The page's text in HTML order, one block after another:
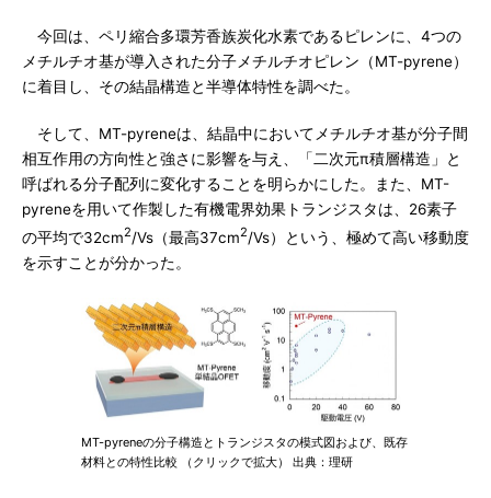
今回は、ペリ縮合多環芳香族炭化水素であるピレンに、4つの
メチルチオ基が導入された分子メチルチオピレン（MT-pyrene）
に着目し、その結晶構造と半導体特性を調べた。
そして、MT-pyreneは、結晶中においてメチルチオ基が分子間
相互作用の方向性と強さに影響を与え、「二次元π積層構造」と
呼ばれる分子配列に変化することを明らかにした。また、MT-
pyreneを用いて作製した有機電界効果トランジスタは、26素子
の平均で32cm2/Vs（最高37cm2/Vs）という、極めて高い移動度
を示すことが分かった。
MT-pyreneの分子構造とトランジスタの模式図および、既存
材料との特性比較 （クリックで拡大） 出典：理研